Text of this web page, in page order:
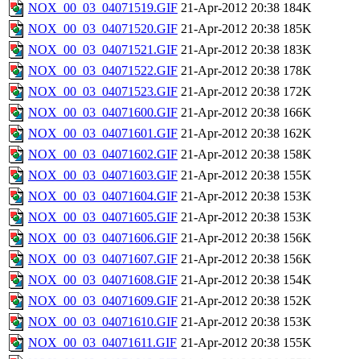
NOX_00_03_04071519.GIF 21-Apr-2012 20:38 184K
NOX_00_03_04071520.GIF 21-Apr-2012 20:38 185K
NOX_00_03_04071521.GIF 21-Apr-2012 20:38 183K
NOX_00_03_04071522.GIF 21-Apr-2012 20:38 178K
NOX_00_03_04071523.GIF 21-Apr-2012 20:38 172K
NOX_00_03_04071600.GIF 21-Apr-2012 20:38 166K
NOX_00_03_04071601.GIF 21-Apr-2012 20:38 162K
NOX_00_03_04071602.GIF 21-Apr-2012 20:38 158K
NOX_00_03_04071603.GIF 21-Apr-2012 20:38 155K
NOX_00_03_04071604.GIF 21-Apr-2012 20:38 153K
NOX_00_03_04071605.GIF 21-Apr-2012 20:38 153K
NOX_00_03_04071606.GIF 21-Apr-2012 20:38 156K
NOX_00_03_04071607.GIF 21-Apr-2012 20:38 156K
NOX_00_03_04071608.GIF 21-Apr-2012 20:38 154K
NOX_00_03_04071609.GIF 21-Apr-2012 20:38 152K
NOX_00_03_04071610.GIF 21-Apr-2012 20:38 153K
NOX_00_03_04071611.GIF 21-Apr-2012 20:38 155K